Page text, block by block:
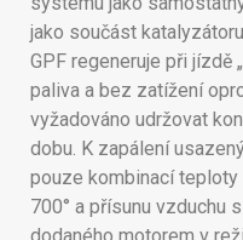
jako součást
GPF regeneruje při jízdě
paliva a bez zatížení
vyžadováno udržovat
dobu. K zapálení
pouze kombinací
700° a přísunu vzduchu